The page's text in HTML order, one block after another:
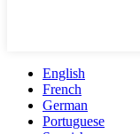
English
French
German
Portuguese